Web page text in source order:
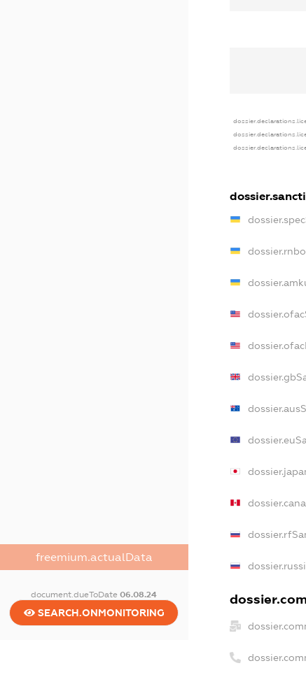
freemium.actualData
document.dueToDate06.08.24
SEARCH.ONMONITORING